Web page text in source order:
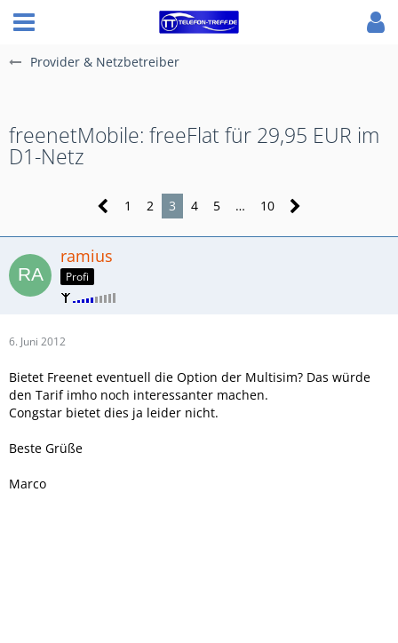
Provider & Netzbetreiber
freenetMobile: freeFlat für 29,95 EUR im
D1-Netz
1 2 3 4 5 … 10
ramius
Profi
6. Juni 2012
Bietet Freenet eventuell die Option der Multisim? Das würde
den Tarif imho noch interessanter machen.
Congstar bietet dies ja leider nicht.
Beste Grüße
Marco